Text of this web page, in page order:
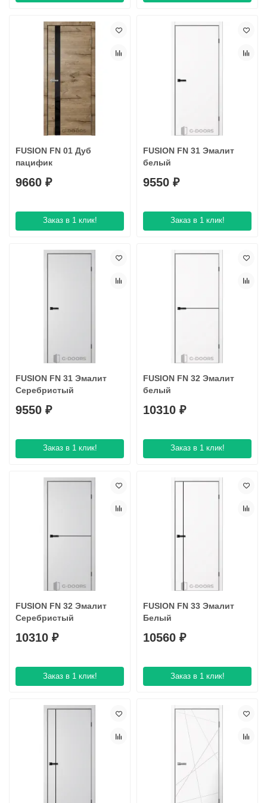
Система сама посчитает стоимость комплекта с учётом всех
Возникли трудности?
Позвоните нам — мы поможем собрать
правильный комплект.
FUSION FN 01 Дуб
пацифик
9660 ₽
Заказ в 1 клик!
FUSION FN 31 Эмaлит
белый
9550 ₽
Заказ в 1 клик!
FUSION FN 31 Эмалит
Серебристый
9550 ₽
Заказ в 1 клик!
FUSION FN 32 Эмaлит
белый
10310 ₽
Заказ в 1 клик!
FUSION FN 32 Эмалит
Серебристый
10310 ₽
Заказ в 1 клик!
FUSION FN 33 Эмалит
Белый
10560 ₽
Заказ в 1 клик!